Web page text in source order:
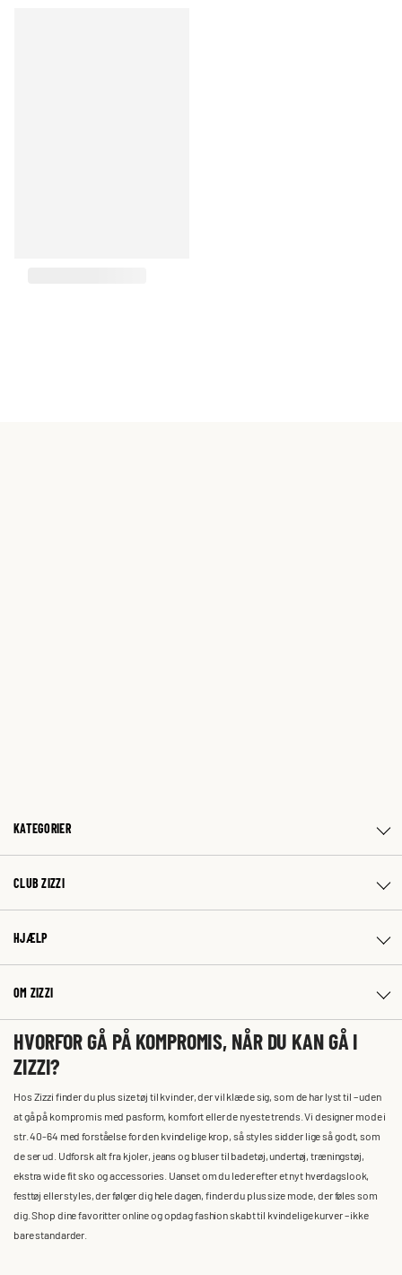
KATEGORIER
CLUB ZIZZI
HJÆLP
OM ZIZZI
HVORFOR GÅ PÅ KOMPROMIS, NÅR DU KAN GÅ I
ZIZZI?
Hos Zizzi finder du plus size tøj til kvinder, der vil klæde sig, som de har lyst til – uden
at gå på kompromis med pasform, komfort eller de nyeste trends. Vi designer mode i
str. 40-64 med forståelse for den kvindelige krop, så styles sidder lige så godt, som
de ser ud. Udforsk alt fra kjoler, jeans og bluser til badetøj, undertøj, træningstøj,
ekstra wide fit sko og accessories. Uanset om du leder efter et nyt hverdagslook,
festtøj eller styles, der følger dig hele dagen, finder du plus size mode, der føles som
dig. Shop dine favoritter online og opdag fashion skabt til kvindelige kurver – ikke
bare standarder.